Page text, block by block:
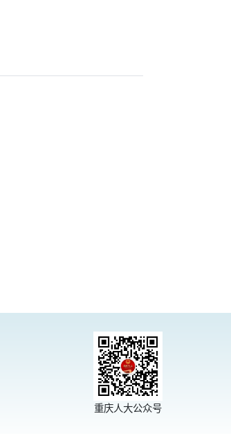
重庆人大公众号